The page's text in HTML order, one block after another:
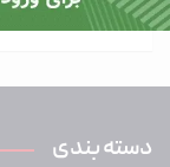
5 سال ago
دسته بندی